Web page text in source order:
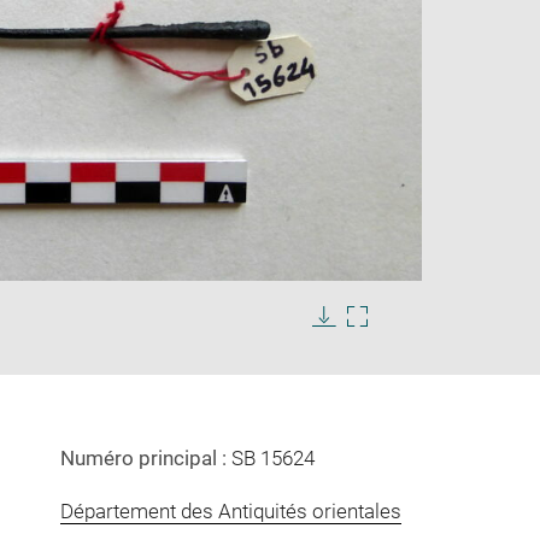
Numéro principal : SB 15624
Département des Antiquités orientales